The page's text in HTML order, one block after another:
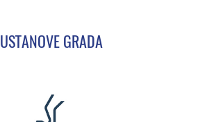
USTANOVE GRADA